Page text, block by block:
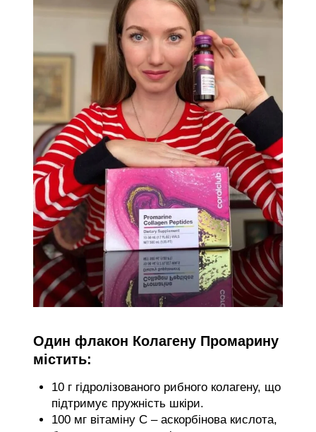
Один флакон Колагену Промарину
містить:
10 г гідролізованого рибного колагену, що
підтримує пружність шкіри.
100 мг вітаміну C – аскорбінова кислота,